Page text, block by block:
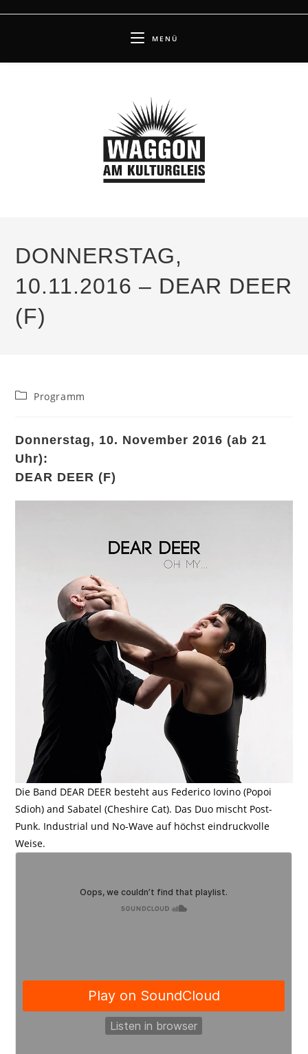
MENÜ
DONNERSTAG,
10.11.2016 – DEAR DEER
(F)
Beitrags-
Programm
Donnerstag, 10. November 2016 (ab 21
Uhr):
DEAR DEER (F)
Die Band DEAR DEER besteht aus Federico Iovino (Popoi
Sdioh) and Sabatel (Cheshire Cat). Das Duo mischt Post-
Punk. Industrial und No-Wave auf höchst eindruckvolle
Weise.